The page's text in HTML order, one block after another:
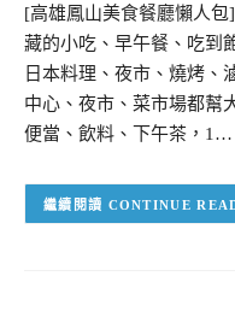
[高雄鳳山美食餐廳懶人
藏的小吃、早午餐、吃到
日本料理、夜市、燒烤、
中心、夜市、菜市場都幫
便當、飲料、下午茶，1…
CONTINUE